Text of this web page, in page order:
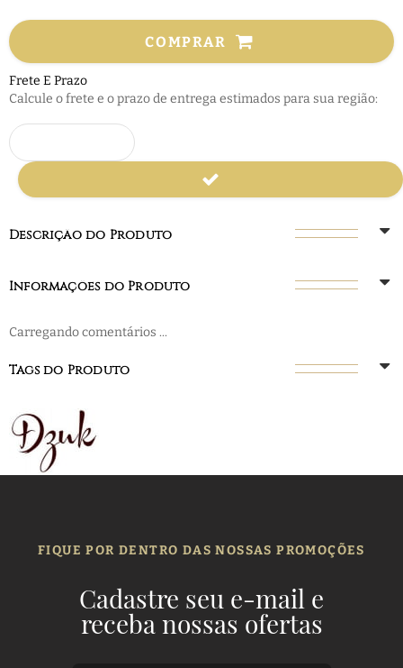
COMPRAR
Frete E Prazo
Calcule o frete e o prazo de entrega estimados para sua região:
Descrição do Produto
Informações do Produto
Carregando comentários ...
Tags do Produto
FIQUE POR DENTRO DAS NOSSAS PROMOÇÕES
Cadastre seu e-mail e
receba nossas ofertas